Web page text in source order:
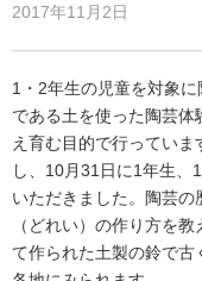
2017年11月2日
1・2年生の児童を対象
である土を使った陶芸
え育む目的で行ってい
し、10月31日に1年生、
いただきました。陶芸
（どれい）の作り方を
て作られた土製の鈴で